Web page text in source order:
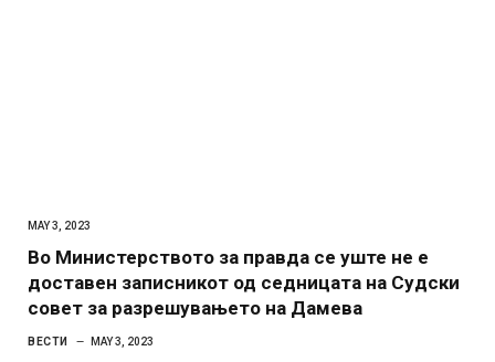
MAY 3, 2023
Во Министерството за правда се уште не е
доставен записникот од седницата на Судски
совет за разрешувањето на Дамева
ВЕСТИ MAY 3, 2023